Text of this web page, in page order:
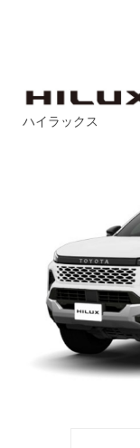
ハイラックス